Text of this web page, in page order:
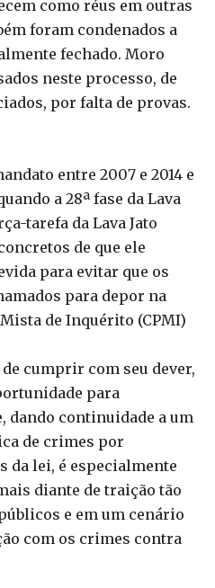
como réus em outras
foram condenados a
fechado. Moro
neste processo, de
por falta de provas.
entre 2007 e 2014 e
a 28ª fase da Lava
tarefa da Lava Jato
de que ele
para evitar que os
para depor na
de Inquérito (CPMI)
cumprir com seu dever,
para
continuidade a um
de crimes por
da lei, é especialmente
diante de traição tão
e em um cenário
com os crimes contra